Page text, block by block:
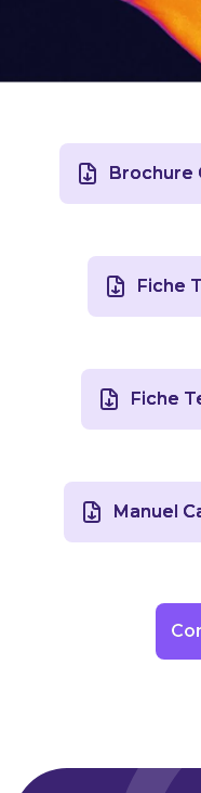
Brochure
Fiche
Fiche
Manuel